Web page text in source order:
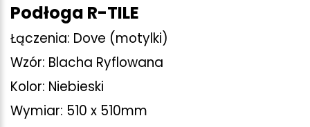
Podłoga R-TILE
Łączenia: Dove (motylki)
Wzór: Blacha Ryflowana
Kolor: Niebieski
Wymiar: 510 x 510mm